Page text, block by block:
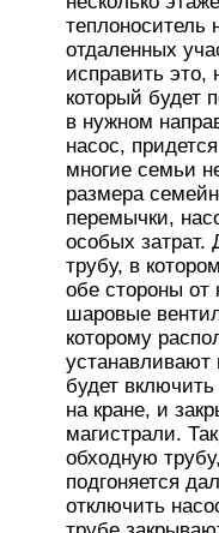
теплоноситель
отдаленных
исправить это,
который будет
в нужном
насос,
многие семьи
размера
перемычки,
особых затрат.
трубу, в
обе стороны от
шаровые
которому
устанавливают
будет
на кране, и
магистрали.
обходную
подгоняется
отключить